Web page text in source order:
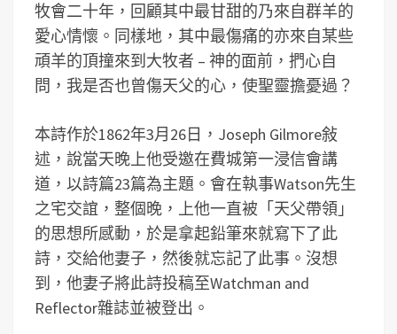
牧會二十年，回顧其中最甘甜的乃來自群羊的
愛心情懷。同樣地，其中最傷痛的亦來自某些
頑羊的頂撞來到大牧者 – 神的面前，捫心自
問，我是否也曾傷天父的心，使聖靈擔憂過？
本詩作於1862年3月26日，Joseph Gilmore敍
述，說當天晚上他受邀在費城第一浸信會講
道，以詩篇23篇為主題。會在執事Watson先生
之宅交誼，整個晚，上他一直被「天父帶領」
的思想所感動，於是拿起鉛筆來就寫下了此
詩，交給他妻子，然後就忘記了此事。沒想
到，他妻子將此詩投稿至Watchman and
Reflector雜誌並被登出。